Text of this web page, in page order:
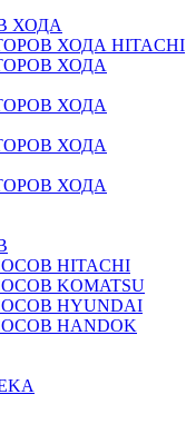
ХОДА
ХОДА HITACHI
ХОДА
ХОДА
ХОДА
ХОДА
HITACHI
KOMATSU
HYUNDAI
HANDOK